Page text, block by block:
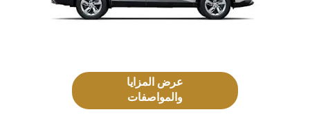
عرض المزايا
والمواصفات